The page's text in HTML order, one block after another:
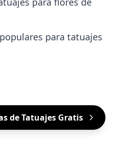
para tatuajes
de Tatuajes Gratis